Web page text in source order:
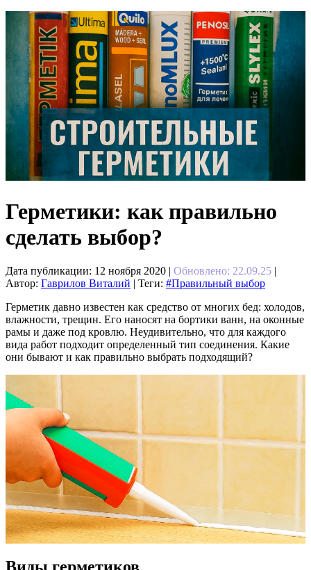
Герметики: как правильно
сделать выбор?
Дата публикации: 12 ноября 2020 | Обновлено: 22.09.25 |
Автор: Гаврилов Виталий | Теги: #Правильный выбор
Герметик давно известен как средство от многих бед: холодов,
влажности, трещин. Его наносят на бортики ванн, на оконные
рамы и даже под кровлю. Неудивительно, что для каждого
вида работ подходит определенный тип соединения. Какие
они бывают и как правильно выбрать подходящий?